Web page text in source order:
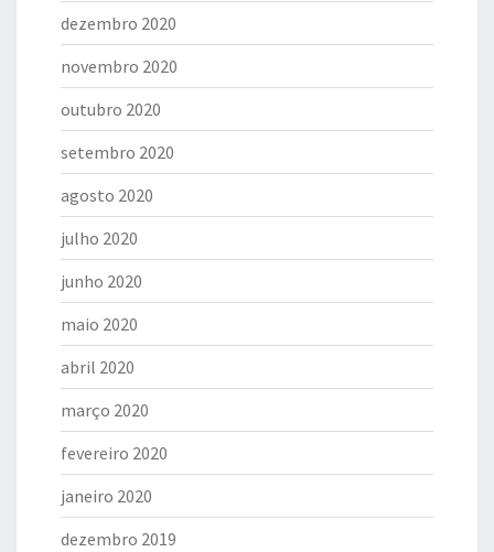
dezembro 2020
novembro 2020
outubro 2020
setembro 2020
agosto 2020
julho 2020
junho 2020
maio 2020
abril 2020
março 2020
fevereiro 2020
janeiro 2020
dezembro 2019